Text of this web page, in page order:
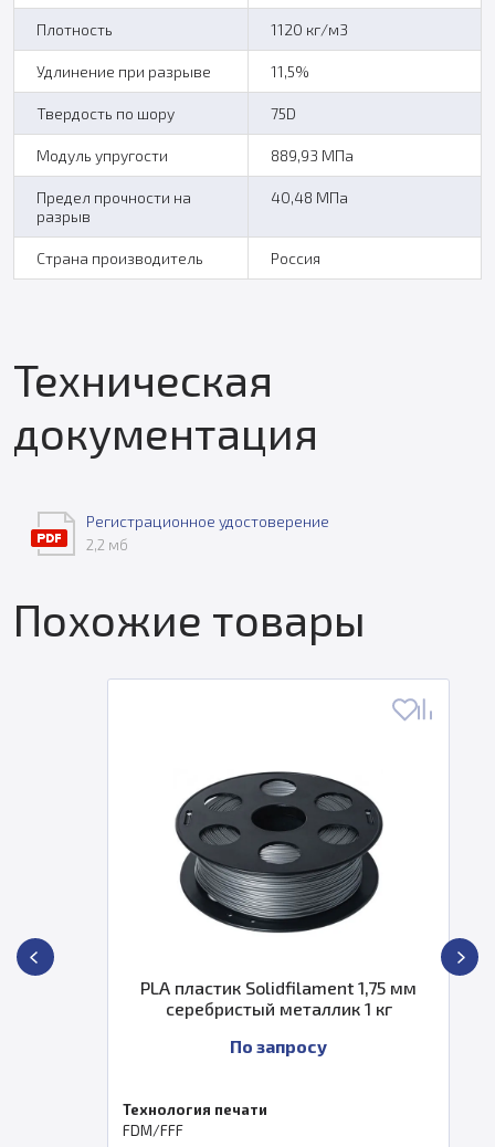
Плотность 1120 кг/м3
Удлинение при разрыве 11,5%
Твердость по шору 75D
Модуль упругости 889,93 МПа
Предел прочности на
разрыв
40,48 МПа
Страна производитель Россия
Техническая
документация
Регистрационное удостоверение
2,2 мб
Похожие товары
PLA пластик Solidfilament 1,75 мм
серебристый металлик 1 кг
По запросу
Технология печати
FDM/FFF